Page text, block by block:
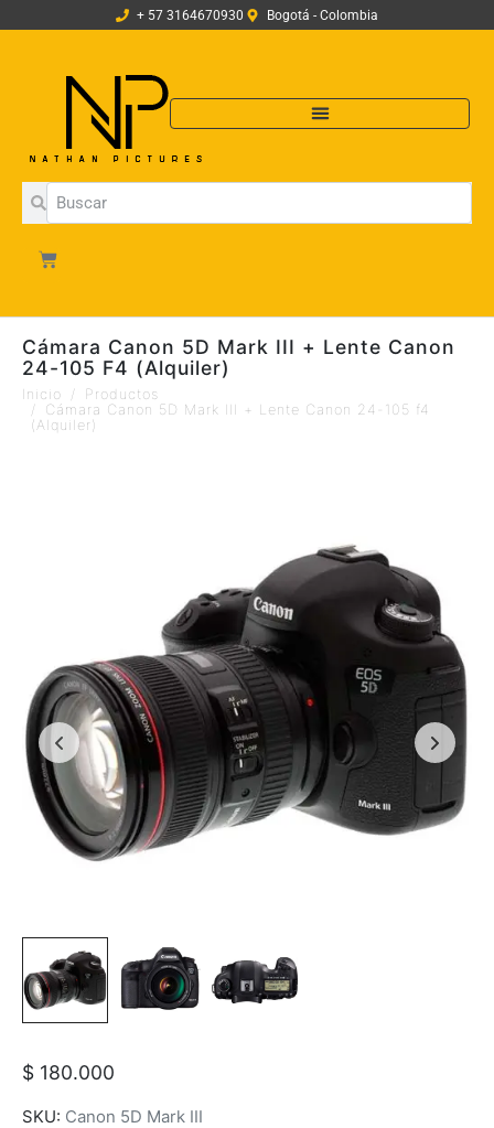
+ 57 3164670930 Bogotá - Colombia
Cámara Canon 5D Mark III + Lente Canon
24-105 F4 (Alquiler)
Inicio
Productos
Cámara Canon 5D Mark III + Lente Canon 24-105 f4
(Alquiler)
$ 180.000
SKU: Canon 5D Mark III